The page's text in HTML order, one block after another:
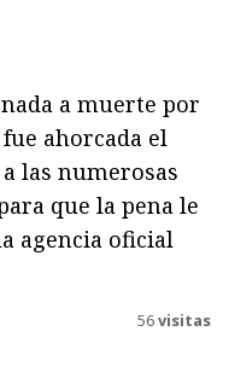
a muerte por
ahorcada el
las numerosas
que la pena le
agencia oficial
56visitas